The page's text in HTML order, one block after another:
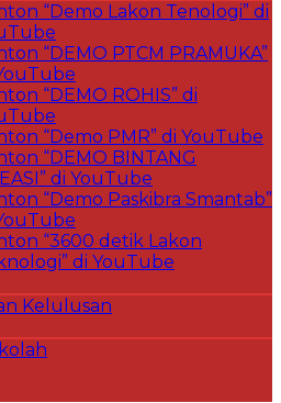
“Demo Lakon Tenologi” di
“DEMO PTCM PRAMUKA”
“DEMO ROHIS” di
“Demo PMR” di YouTube
“DEMO BINTANG
di YouTube
“Demo Paskibra Smantab”
“3600 detik Lakon
di YouTube
Kelulusan